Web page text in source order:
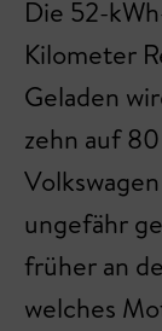
Die 52-
Kilometer
Geladen
zehn auf
ungefähr
früher an
welches